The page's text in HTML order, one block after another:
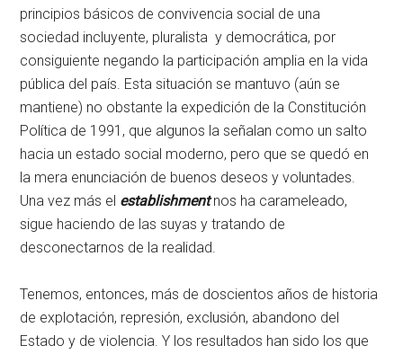
principios básicos de convivencia social de una
sociedad incluyente, pluralista y democrática, por
consiguiente negando la participación amplia en la vida
pública del país. Esta situación se mantuvo (aún se
mantiene) no obstante la expedición de la Constitución
Política de 1991, que algunos la señalan como un salto
hacia un estado social moderno, pero que se quedó en
la mera enunciación de buenos deseos y voluntades.
Una vez más el establishmentnos ha carameleado,
sigue haciendo de las suyas y tratando de
desconectarnos de la realidad.
Tenemos, entonces, más de doscientos años de historia
de explotación, represión, exclusión, abandono del
Estado y de violencia. Y los resultados han sido los que